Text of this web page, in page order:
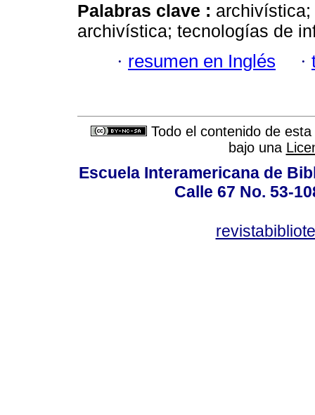
Palabras clave :
archivística; tecnologías de
· resumen en Inglés ·
Todo el contenido de
bajo una
Escuela Interamericana de
Calle 67 No. 53-